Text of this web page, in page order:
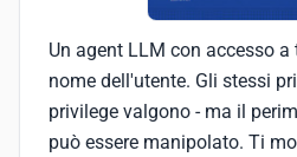
Un agent LLM con accesso
nome dell'utente. Gli stessi
privilege valgono - ma il
può essere manipolato. Ti